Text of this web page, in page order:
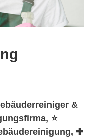
&
⭐
✚